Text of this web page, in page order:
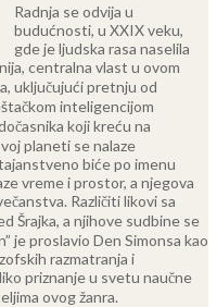
Radnja se odvija u
budućnosti, u XXIX veku,
gde je ljudska rasa naselila
centralna vlast u ovom
uključujući pretnju od
inteligencijom
koji kreću na
planeti se nalaze
biće po imenu
vreme i prostor, a njegova
Različiti likovi sa
Šrajka, a njihove sudbine se
je proslavio Den Simonsa kao
razmatranja i
priznanje u svetu naučne
ovog žanra.